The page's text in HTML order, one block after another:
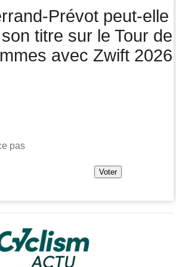
Prévot peut-elle
titre sur le Tour de
avec Zwift 2026
pas